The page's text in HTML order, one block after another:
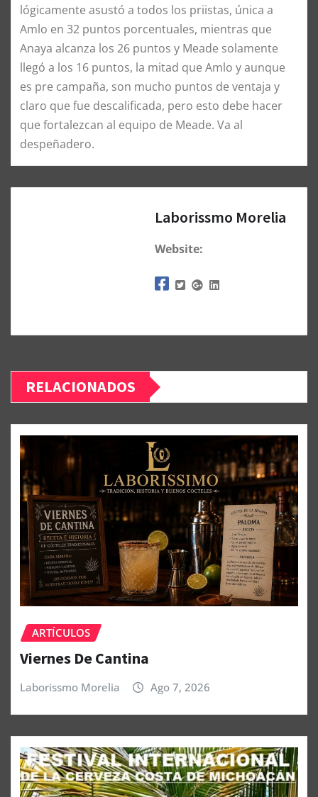
lógicamente asustó a todos los priistas, única a
Amlo en 32 puntos porcentuales, mientras que
Anaya alcanza los 26 puntos y Meade solamente
llegó a los 16 puntos, la mitad que Amlo y aunque
es pre campaña, son mucho puntos de ventaja y
claro que fue descalificada, pero esto debe hacer
que fortalezcan al equipo de Meade. Va al
despeñadero.
Laborissmo Morelia
Website:
RELACIONADOS
ARTÍCULOS
Viernes De Cantina
Laborissmo Morelia Ago 7, 2026